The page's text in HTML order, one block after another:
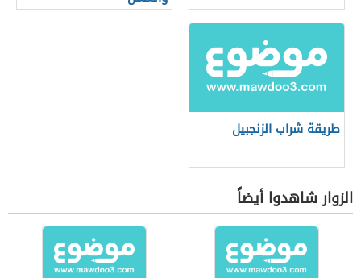
طريقة شراب الزنجبيل
الزوار شاهدوا أيضاً